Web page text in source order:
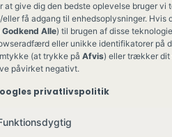
at give dig den bedste oplevelse bruger
eller få adgang til enhedsoplysninger.
Godkend Alle) til brugen af disse
eller unikke identifikatorer på
(at trykke på Afvis) eller trækker dit
påvirket negativt.
privatlivspolitik